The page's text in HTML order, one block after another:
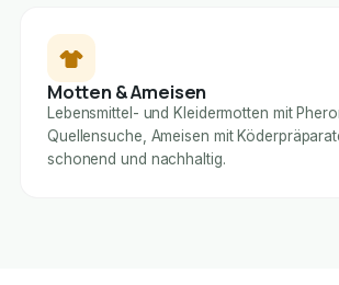
Motten & Ameisen
Lebensmittel- und Kleidermotten mit
Quellensuche, Ameisen mit
schonend und nachhaltig.